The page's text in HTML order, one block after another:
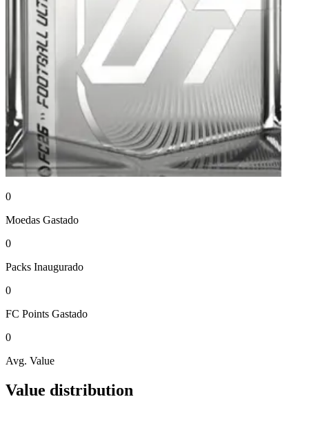
0
Moedas Gastado
0
Packs Inaugurado
0
FC Points Gastado
0
Avg. Value
Value distribution